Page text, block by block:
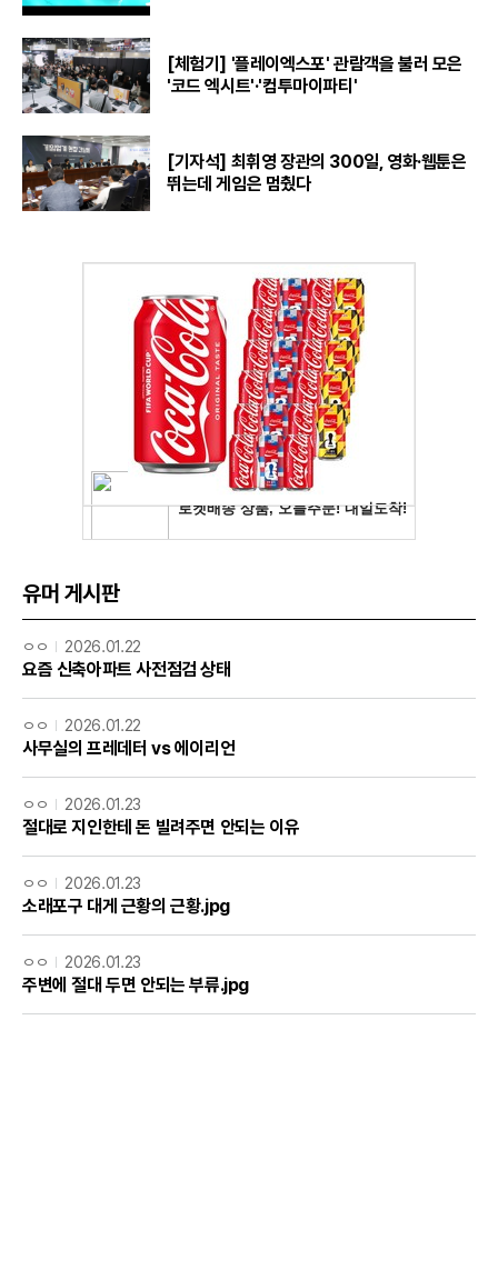
[체험기] '플레이엑스포' 관람객을 불러 모은
'코드 엑시트'·'컴투마이파티'
[기자석] 최휘영 장관의 300일, 영화·웹툰은
뛰는데 게임은 멈췄다
유머 게시판
ㅇㅇ 2026.01.22
요즘 신축아파트 사전점검 상태
ㅇㅇ 2026.01.22
사무실의 프레데터 vs 에이리언
ㅇㅇ 2026.01.23
절대로 지인한테 돈 빌려주면 안되는 이유
ㅇㅇ 2026.01.23
소래포구 대게 근황의 근황.jpg
ㅇㅇ 2026.01.23
주변에 절대 두면 안되는 부류.jpg